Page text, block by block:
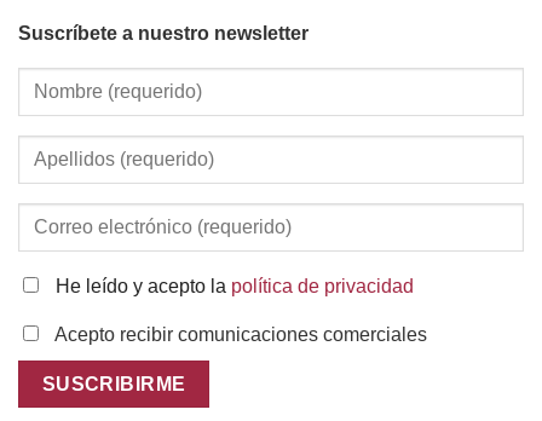
Suscríbete a nuestro newsletter
He leído y acepto la política de privacidad
Acepto recibir comunicaciones comerciales